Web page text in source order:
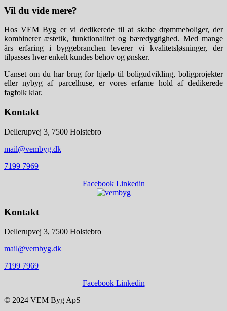
Vil du vide mere?
Hos VEM Byg er vi dedikerede til at skabe drømmeboliger, der
kombinerer æstetik, funktionalitet og bæredygtighed. Med mange
års erfaring i byggebranchen leverer vi kvalitetsløsninger, der
tilpasses hver enkelt kundes behov og ønsker.
Uanset om du har brug for hjælp til boligudvikling, boligprojekter
eller nybyg af parcelhuse, er vores erfarne hold af dedikerede
fagfolk klar.
Kontakt
Dellerupvej 3, 7500 Holstebro
mail@vembyg.dk
7199 7969
Facebook Linkedin
Kontakt
Dellerupvej 3, 7500 Holstebro
mail@vembyg.dk
7199 7969
Facebook Linkedin
© 2024 VEM Byg ApS